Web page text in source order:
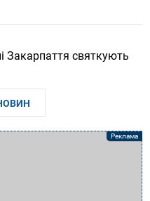
Закарпаття святкують